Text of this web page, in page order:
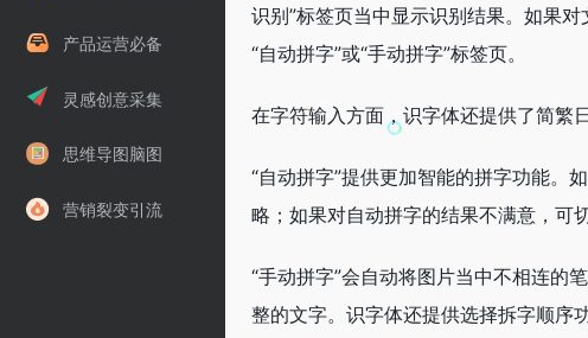
产品运营必备
灵感创意采集
思维导图脑图
营销裂变引流
识别”标签页当中显示识别结果。如果
“自动拼字”或“手动拼字”标签页。
在字符输入方面，识字体还提供了简繁
“自动拼字”提供更加智能的拼字功能。
略；如果对自动拼字的结果不满意，可
“手动拼字”会自动将图片当中不相连的
整的文字。识字体还提供选择拆字顺序